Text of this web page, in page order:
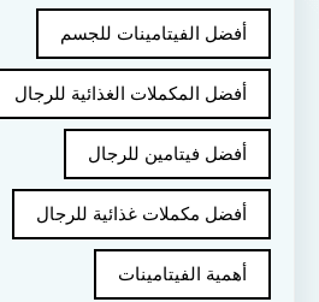
أفضل الفيتامينات للجسم
أفضل المكملات الغذائية للرجال
أفضل فيتامين للرجال
أفضل مكملات غذائية للرجال
أهمية الفيتامينات